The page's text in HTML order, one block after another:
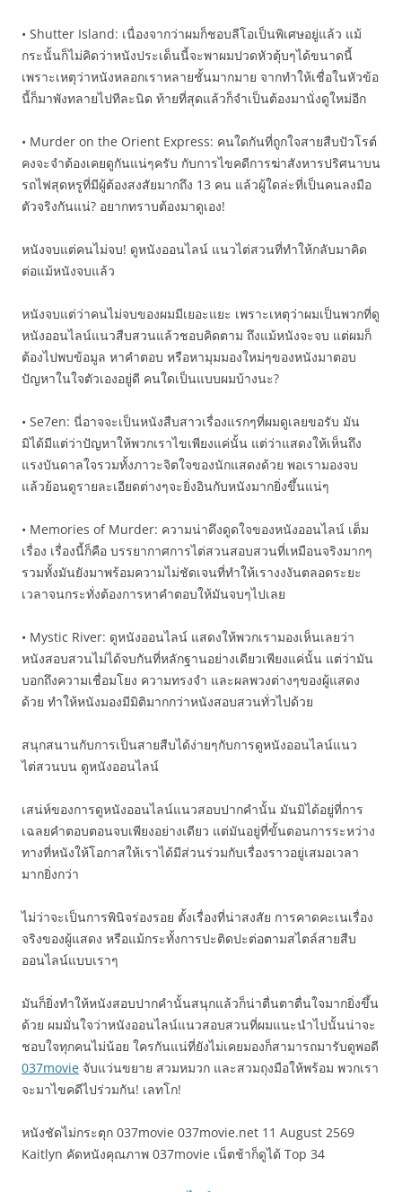
• Shutter Island: เนื่องจากว่าผมก็ชอบลีโอเป็นพิเศษอยู่แล้ว แม้
กระนั้นก็ไม่คิดว่าหนังประเด็นนี้จะพาผมปวดหัวตุ้บๆได้ขนาดนี้
เพราะเหตุว่าหนังหลอกเราหลายชั้นมากมาย จากทำให้เชื่อในหัวข้อ
นี้ก็มาพังทลายไปทีละนิด ท้ายที่สุดแล้วก็จำเป็นต้องมานั่งดูใหม่อีก
• Murder on the Orient Express: คนใดกันที่ถูกใจสายสืบปัวโรต์
คงจะจำต้องเคยดูกันแน่ๆครับ กับการไขคดีการฆ่าสังหารปริศนาบน
รถไฟสุดหรูที่มีผู้ต้องสงสัยมากถึง 13 คน แล้วผู้ใดล่ะที่เป็นคนลงมือ
ตัวจริงกันแน่? อยากทราบต้องมาดูเอง!
หนังจบแต่คนไม่จบ! ดูหนังออนไลน์ แนวไต่สวนที่ทำให้กลับมาคิด
ต่อแม้หนังจบแล้ว
หนังจบแต่ว่าคนไม่จบของผมมีเยอะแยะ เพราะเหตุว่าผมเป็นพวกที่ดู
หนังออนไลน์แนวสืบสวนแล้วชอบคิดตาม ถึงแม้หนังจะจบ แต่ผมก็
ต้องไปพบข้อมูล หาคำตอบ หรือหามุมมองใหม่ๆของหนังมาตอบ
ปัญหาในใจตัวเองอยู่ดี คนใดเป็นแบบผมบ้างนะ?
• Se7en: นี่อาจจะเป็นหนังสืบสาวเรื่องแรกๆที่ผมดูเลยขอรับ มัน
มิได้มีแต่ว่าปัญหาให้พวกเราไขเพียงแค่นั้น แต่ว่าแสดงให้เห็นถึง
แรงบันดาลใจรวมทั้งภาวะจิตใจของนักแสดงด้วย พอเรามองจบ
แล้วย้อนดูรายละเอียดต่างๆจะยิ่งอินกับหนังมากยิ่งขึ้นแน่ๆ
• Memories of Murder: ความน่าดึงดูดใจของหนังออนไลน์ เต็ม
เรื่อง เรื่องนี้ก็คือ บรรยากาศการไต่สวนสอบสวนที่เหมือนจริงมากๆ
รวมทั้งมันยังมาพร้อมความไม่ชัดเจนที่ทำให้เรางงงันตลอดระยะ
เวลาจนกระทั่งต้องการหาคำตอบให้มันจบๆไปเลย
• Mystic River: ดูหนังออนไลน์ แสดงให้พวกเรามองเห็นเลยว่า
หนังสอบสวนไม่ได้จบกันที่หลักฐานอย่างเดียวเพียงแค่นั้น แต่ว่ามัน
บอกถึงความเชื่อมโยง ความทรงจำ และผลพวงต่างๆของผู้แสดง
ด้วย ทำให้หนังมองมีมิติมากกว่าหนังสอบสวนทั่วไปด้วย
สนุกสนานกับการเป็นสายสืบได้ง่ายๆกับการดูหนังออนไลน์แนว
ไต่สวนบน ดูหนังออนไลน์
เสน่ห์ของการดูหนังออนไลน์แนวสอบปากคำนั้น มันมิได้อยู่ที่การ
เฉลยคำตอบตอนจบเพียงอย่างเดียว แต่มันอยู่ที่ขั้นตอนการระหว่าง
ทางที่หนังให้โอกาสให้เราได้มีส่วนร่วมกับเรื่องราวอยู่เสมอเวลา
มากยิ่งกว่า
ไม่ว่าจะเป็นการพินิจร่องรอย ตั้งเรื่องที่น่าสงสัย การคาดคะเนเรื่อง
จริงของผู้แสดง หรือแม้กระทั้งการปะติดปะต่อตามสไตล์สายสืบ
ออนไลน์แบบเราๆ
มันก็ยิ่งทำให้หนังสอบปากคำนั้นสนุกแล้วก็น่าตื่นตาตื่นใจมากยิ่งขึ้น
ด้วย ผมมั่นใจว่าหนังออนไลน์แนวสอบสวนที่ผมแนะนำไปนั้นน่าจะ
ชอบใจทุกคนไม่น้อย ใครกันแน่ที่ยังไม่เคยมองก็สามารถมารับดูพอดี
037movie จับแว่นขยาย สวมหมวก และสวมถุงมือให้พร้อม พวกเรา
จะมาไขคดีไปร่วมกัน! เลทโก!
หนังชัดไม่กระตุก 037movie 037movie.net 11 August 2569
Kaitlyn คัดหนังคุณภาพ 037movie เน็ตช้าก็ดูได้ Top 34